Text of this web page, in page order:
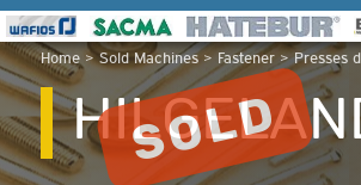
Home>Sold Machines> Fastener>Presses